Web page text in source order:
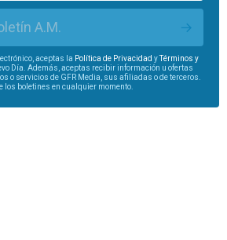
A.M.
aceptas la Política de Privacidad y
Términos y
Día. Además, aceptas recibir información u ofertas
o servicios de GFR Media, sus afiliadas o de terceros.
los boletines en cualquier momento.